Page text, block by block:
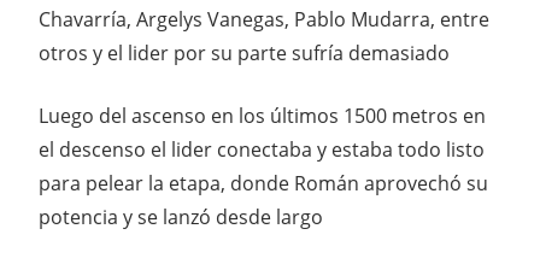
Chavarría, Argelys Vanegas, Pablo Mudarra, entre
otros y el lider por su parte sufría demasiado
Luego del ascenso en los últimos 1500 metros en
el descenso el lider conectaba y estaba todo listo
para pelear la etapa, donde Román aprovechó su
potencia y se lanzó desde largo